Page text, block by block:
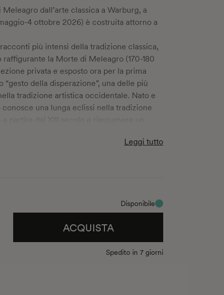
dall’arte classica a Warburg, a
4 ottobre 2026) è costruita attorno a
più intensi della tradizione classica,
la Morte di Meleagro (170-180
privata e esposto ora per la prima
della disperazione”, una delle più
tradizione artistica occidentale. Nato e
una lunga eclissi nella tradizione
partire dal XIII secolo e riassumere un
la mostra, ne ricostruisce
riconosciuto da Aby Warburg che
da tre tavole dell’AtlanteMnemosyne
Licia Luschi, Giulia Ammannati, Maria
Leggi tutto
ACQUISTA
Spedito in 7 giorni
Disponibile